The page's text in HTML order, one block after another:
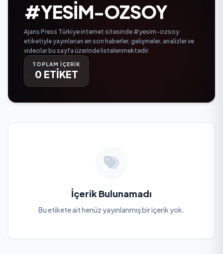
#YESIM-OZSOY
Ajans Press Türkiye internet sitesinde #yesim-ozsoy
etiketiyle yayınlanan en son haberler, gelişmeler, analizler ve
videolar bu sayfa üzerinde listelenmektedir.
TOPLAM İÇERİK
0 ETİKET
İçerik Bulunamadı
Bu etikete ait henüz yayınlanmış bir içerik yok.